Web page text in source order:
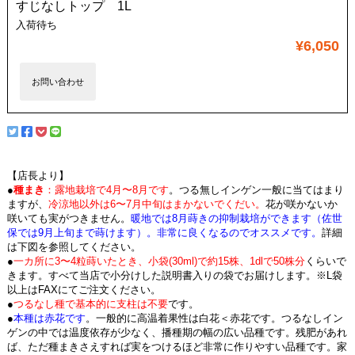
すじなしトップ 1L
入荷待ち
¥6,050
お問い合わせ
【店長より】
●種まき ：露地栽培で4月〜8月です 。つる無しインゲン一般に当てはまり
ますが、冷涼地以外は6〜7月中旬はまかないでくだい。花が咲かないか
咲いても実がつきません。暖地では8月蒔きの抑制栽培ができます（佐世
保では9月上旬まで蒔けます）。非常に良くなるのでオススメです。詳細
は下図を参照してください。
●一カ所に3〜4粒蒔いたとき、小袋(30ml)で約15株、1dlで50株分 くらいで
きます。すべて当店で小分けした説明書入りの袋でお届けします。※L袋
以上はFAXにてご注文ください。
●つるなし種で基本的に支柱は不要です。
●本種は赤花です 。一般的に高温着果性は白花＜赤花です。つるなしイン
ゲンの中では温度依存が少なく、播種期の幅の広い品種です。残肥があれ
ば、ただ種まきさえすれば実をつけるほど非常に作りやすい品種です。家